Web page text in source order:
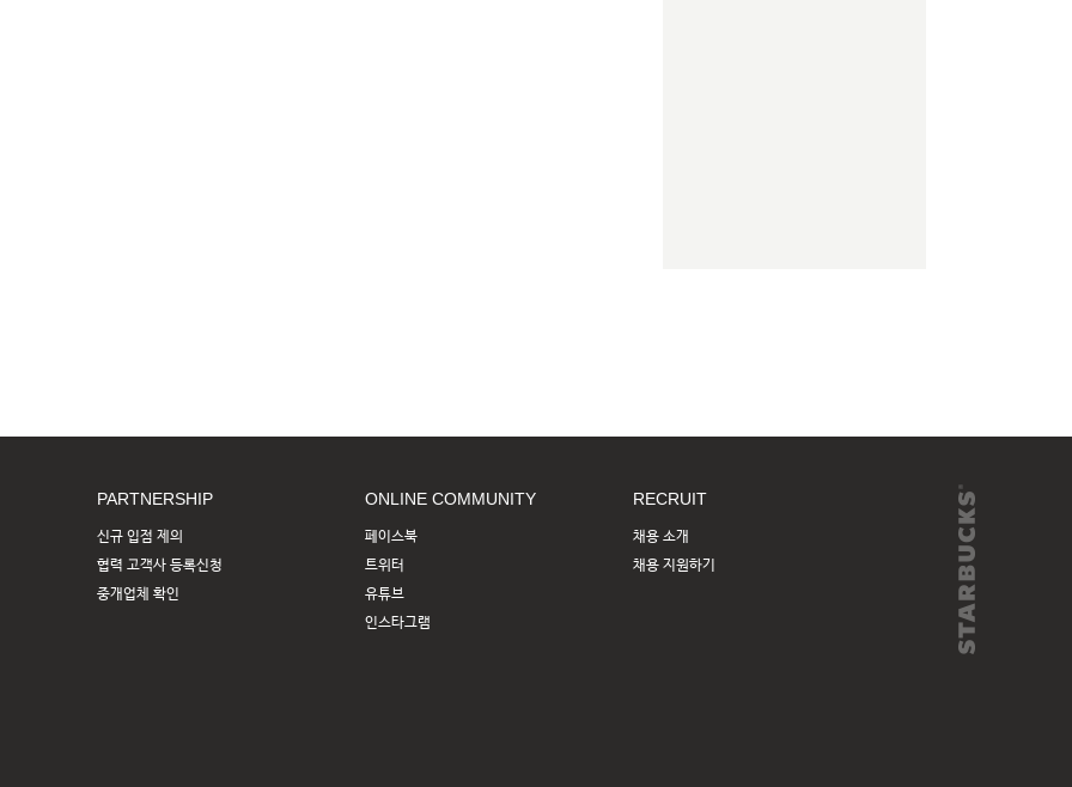
PARTNERSHIP
신규 입점 제의
협력 고객사 등록신청
중개업체 확인
ONLINE COMMUNITY
페이스북
트위터
유튜브
인스타그램
RECRUIT
채용 소개
채용 지원하기